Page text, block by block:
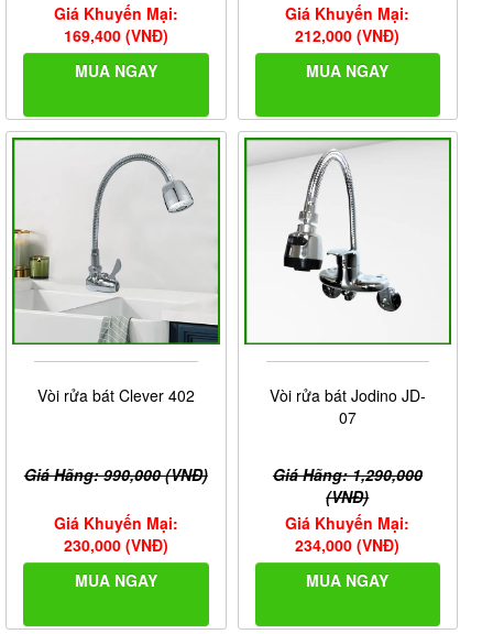
Giá Khuyến Mại:
169,400 (VNĐ)
MUA NGAY
Giá Khuyến Mại:
212,000 (VNĐ)
MUA NGAY
Vòi rửa bát Clever 402
Giá Hãng: 990,000 (VNĐ)
Giá Khuyến Mại:
230,000 (VNĐ)
MUA NGAY
Vòi rửa bát Jodino JD-
07
Giá Hãng: 1,290,000
(VNĐ)
Giá Khuyến Mại:
234,000 (VNĐ)
MUA NGAY